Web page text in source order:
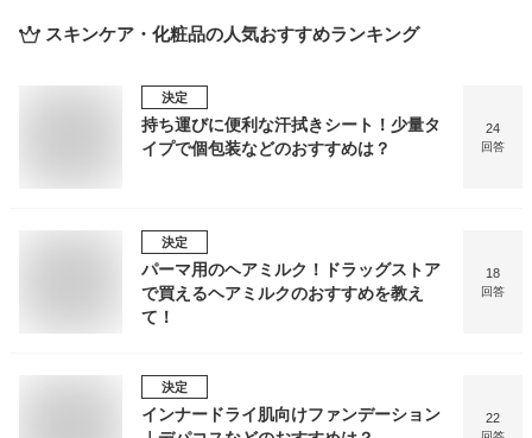
スキンケア・化粧品の人気おすすめランキング
決定
持ち運びに便利な汗拭きシート！少量タ
イプで個包装などのおすすめは？
24
回答
決定
パーマ用のヘアミルク！ドラッグストア
で買えるヘアミルクのおすすめを教え
て！
18
回答
決定
インナードライ肌向けファンデーション
22